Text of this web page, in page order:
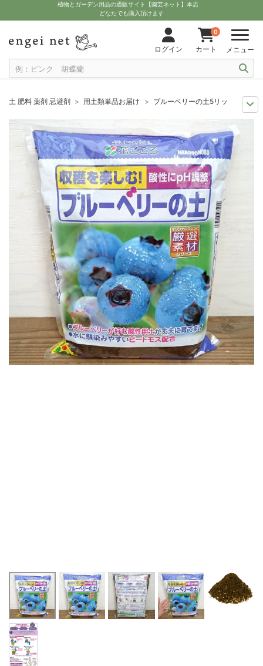
植物とガーデン用品の通販サイト【園芸ネット】本店
どなたでも購入頂けます
ログイン
0
カート メニュー
土 肥料 薬剤 忌避剤 用土類単品お届け
ブルーベリーの土5リットル入り
人気のベリー
ブルーベリーの土5リットル
11月中下旬予約
グッズ・資材
ブルーベリーの土5リットル入り
12月上中旬予約
グッズ・資材 ブルーベリーの土5リットル入り